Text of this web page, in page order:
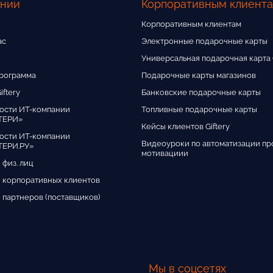
Корпоративным
Корпоративным клиентам
Электронные подарочные карты
Универсальная подарочная карта
Подарочные карты магазинов
Банковские подарочные карты
Топливные подарочные карты
Кейсы клиентов Giftery
Видеоуроки по автоматизации
мотивациии
ИТ-компании
ИТ-компании
лиц
клиентов
(поставщиков)
Мы в соцсетях